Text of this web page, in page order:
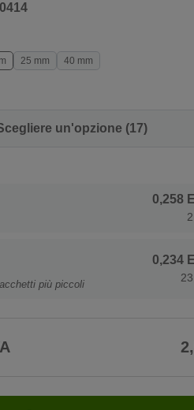
25 mm 40 mm
un'opzione (17)
0,258
più piccoli
0,234